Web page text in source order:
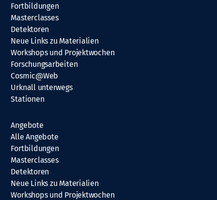
Fortbildungen
Masterclasses
Detektoren
Neue Links zu Materialien
Workshops und Projektwochen
Forschungsarbeiten
Cosmic@Web
Urknall unterwegs
Stationen
Angebote
Alle Angebote
Fortbildungen
Masterclasses
Detektoren
Neue Links zu Materialien
Workshops und Projektwochen